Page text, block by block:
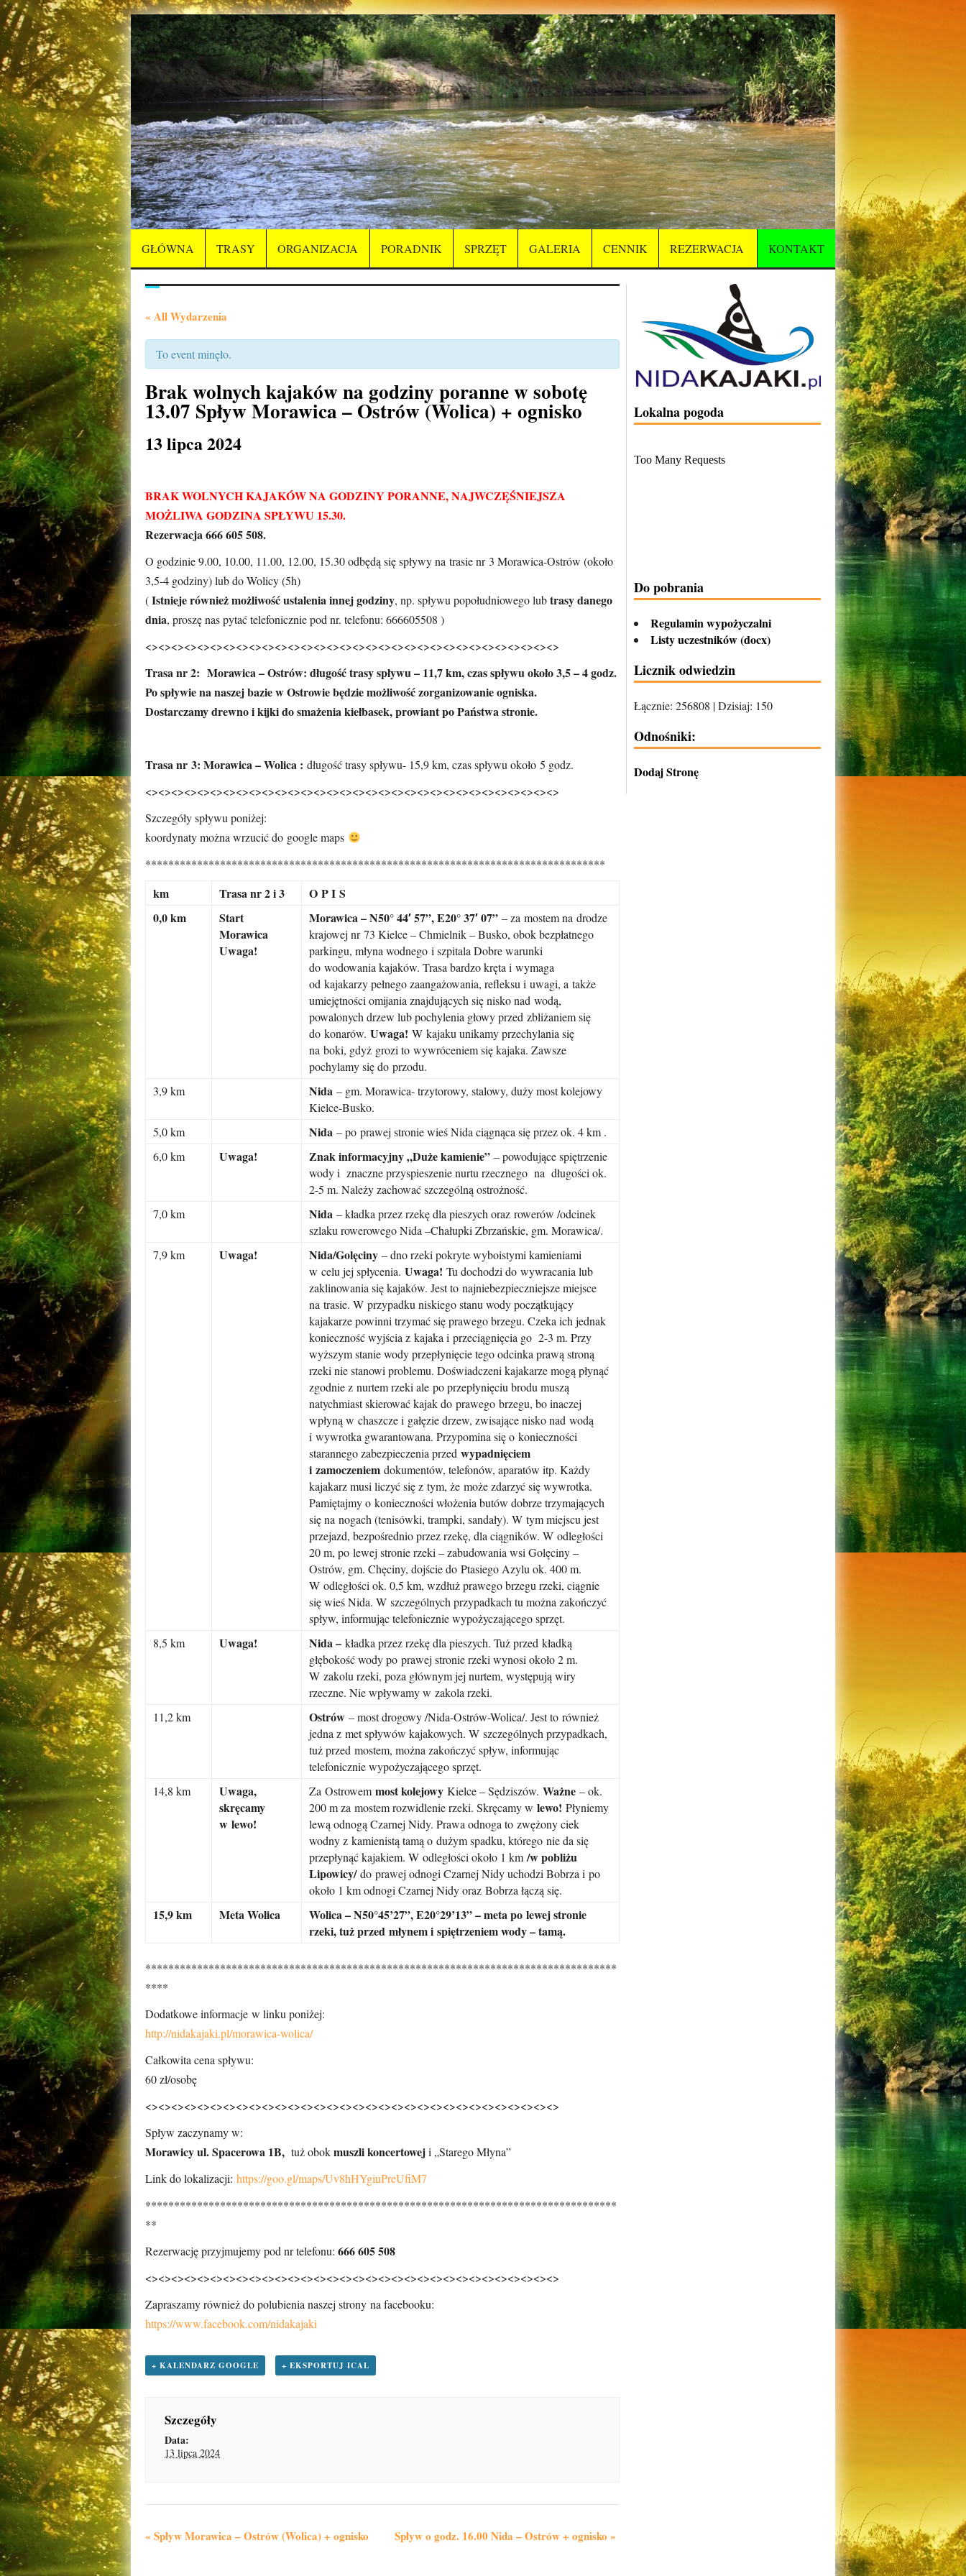
GŁÓWNA TRASY ORGANIZACJA PORADNIK SPRZĘT GALERIA CENNIK REZERWACJA KONTAKT
« All Wydarzenia
To event minęło.
Brak wolnych kajaków na godziny poranne w sobotę
13.07 Spływ Morawica – Ostrów (Wolica) + ognisko
13 lipca 2024
BRAK WOLNYCH KAJAKÓW NA GODZINY PORANNE, NAJWCZĘŚNIEJSZA
MOŻLIWA GODZINA SPŁYWU 15.30.
Rezerwacja 666 605 508.
O godzinie 9.00, 10.00, 11.00, 12.00, 15.30 odbędą się spływy na trasie nr 3 Morawica-Ostrów (około
3,5-4 godziny) lub do Wolicy (5h)
(Istnieje również możliwość ustalenia innej godziny, np. spływu popołudniowego lubtrasy danego
dnia, proszę nas pytać telefonicznie pod nr. telefonu: 666605508 )
<><><><><><><><><><><><><><><><><><><><><><><><><><><><><><><><>
Trasa nr 2: Morawica – Ostrów: długość trasy spływu – 11,7 km, czas spływu około 3,5 – 4 godz.
Po spływie na naszej bazie w Ostrowie będzie możliwość zorganizowanie ogniska.
Dostarczamy drewno i kijki do smażenia kiełbasek, prowiant po Państwa stronie.
Trasa nr 3: Morawica – Wolica : długość trasy spływu- 15,9 km, czas spływu około 5 godz.
<><><><><><><><><><><><><><><><><><><><><><><><><><><><><><><><>
Szczegóły spływu poniżej:
koordynaty można wrzucić do google maps
********************************************************************************
km Trasa nr 2 i 3
O P I S
0,0 km
Start
Morawica
Uwaga!
Morawica – N50° 44′ 57”, E20° 37′ 07” – za mostem na drodze
krajowej nr 73 Kielce – Chmielnik – Busko, obok bezpłatnego
parkingu, młyna wodnego i szpitala Dobre warunki
do wodowania kajaków. Trasa bardzo kręta i wymaga
od kajakarzy pełnego zaangażowania, refleksu i uwagi, a także
umiejętności omijania znajdujących się nisko nad wodą,
powalonych drzew lub pochylenia głowy przed zbliżaniem się
do konarów. Uwaga! W kajaku unikamy przechylania się
na boki, gdyż grozi to wywróceniem się kajaka. Zawsze
pochylamy się do przodu.
3,9 km
Nida – gm. Morawica- trzytorowy, stalowy, duży most kolejowy
Kielce-Busko.
5,0 km
Nida – po prawej stronie wieś Nida ciągnąca się przez ok. 4 km .
6,0 km
Uwaga! Znak informacyjny „Duże kamienie” – powodujące spiętrzenie
wody i znaczne przyspieszenie nurtu rzecznego na długości ok.
2-5 m. Należy zachować szczególną ostrożność.
7,0 km
Nida – kładka przez rzekę dla pieszych oraz rowerów /odcinek
szlaku rowerowego Nida –Chałupki Zbrzańskie, gm. Morawica/.
7,9 km
Uwaga! Nida/Golęciny – dno rzeki pokryte wyboistymi kamieniami
w celu jej spłycenia. Uwaga! Tu dochodzi do wywracania lub
zaklinowania się kajaków. Jest to najniebezpieczniejsze miejsce
na trasie. W przypadku niskiego stanu wody początkujący
kajakarze powinni trzymać się prawego brzegu. Czeka ich jednak
konieczność wyjścia z kajaka i przeciągnięcia go 2-3 m. Przy
wyższym stanie wody przepłynięcie tego odcinka prawą stroną
rzeki nie stanowi problemu. Doświadczeni kajakarze mogą płynąć
zgodnie z nurtem rzeki ale po przepłynięciu brodu muszą
natychmiast skierować kajak do prawego brzegu, bo inaczej
wpłyną w chaszcze i gałęzie drzew, zwisające nisko nad wodą
i wywrotka gwarantowana. Przypomina się o konieczności
starannego zabezpieczenia przed wypadnięciem
i zamoczeniem dokumentów, telefonów, aparatów itp. Każdy
kajakarz musi liczyć się z tym, że może zdarzyć się wywrotka.
Pamiętajmy o konieczności włożenia butów dobrze trzymających
się na nogach (tenisówki, trampki, sandały). W tym miejscu jest
przejazd, bezpośrednio przez rzekę, dla ciągników. W odległości
20 m, po lewej stronie rzeki – zabudowania wsi Golęciny –
Ostrów, gm. Chęciny, dojście do Ptasiego Azylu ok. 400 m.
W odległości ok. 0,5 km, wzdłuż prawego brzegu rzeki, ciągnie
się wieś Nida. W szczególnych przypadkach tu można zakończyć
spływ, informując telefonicznie wypożyczającego sprzęt.
8,5 km
Uwaga! Nida – kładka przez rzekę dla pieszych. Tuż przed kładką
głębokość wody po prawej stronie rzeki wynosi około 2 m.
W zakolu rzeki, poza głównym jej nurtem, występują wiry
rzeczne. Nie wpływamy w zakola rzeki.
11,2 km
Ostrów – most drogowy /Nida-Ostrów-Wolica/. Jest to również
jedna z met spływów kajakowych. W szczególnych przypadkach,
tuż przed mostem, można zakończyć spływ, informując
telefonicznie wypożyczającego sprzęt.
14,8 km
Uwaga,
skręcamy
w lewo!
Za Ostrowem most kolejowy Kielce – Sędziszów. Ważne – ok.
200 m za mostem rozwidlenie rzeki. Skręcamy w lewo! Płyniemy
lewą odnogą Czarnej Nidy. Prawa odnoga to zwężony ciek
wodny z kamienistą tamą o dużym spadku, którego nie da się
przepłynąć kajakiem. W odległości około 1 km/w pobliżu
Lipowicy/do prawej odnogi Czarnej Nidy uchodzi Bobrza i po
około 1 km odnogi Czarnej Nidy oraz Bobrza łączą się.
15,9 km Meta Wolica
Wolica – N50°45’27”, E20°29’13” – meta po lewej stronie
rzeki, tuż przed młynem i spiętrzeniem wody – tamą.
**********************************************************************************
****
Dodatkowe informacje w linku poniżej:
http://nidakajaki.pl/morawica-wolica/
Całkowita cena spływu:
60 zł/osobę
<><><><><><><><><><><><><><><><><><><><><><><><><><><><><><><><>
Spływ zaczynamy w:
Morawicy ul. Spacerowa 1B, tuż obokmuszli koncertoweji „Starego Młyna”
Link do lokalizacji: https://goo.gl/maps/Uv8hHYgiuPreUfiM7
**********************************************************************************
**
Rezerwację przyjmujemy pod nr telefonu: 666 605 508
<><><><><><><><><><><><><><><><><><><><><><><><><><><><><><><><>
Zapraszamy również do polubienia naszej strony na facebooku:
https://www.facebook.com/nidakajaki
+ KALENDARZ GOOGLE + EKSPORTUJ ICAL
Szczegóły
Data:
13 lipca 2024
W
« Spływ Morawica – Ostrów (Wolica) + ognisko Spływ o godz. 16.00 Nida – Ostrów + ognisko »
Lokalna pogoda
Do pobrania
Regulamin wypożyczalni
Listy uczestników (docx)
Licznik odwiedzin
Łącznie: 256808 | Dzisiaj: 150
Odnośniki:
Dodaj Stronę